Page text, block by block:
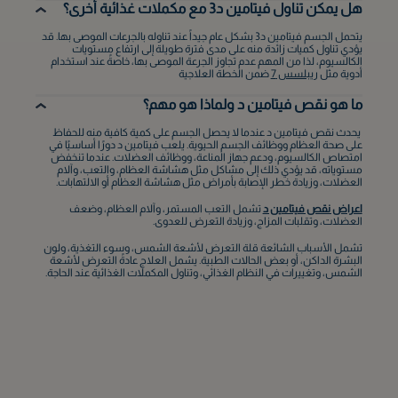
الطائف
بريدة
حائل
الخبر
القطيف‎
أبها
هل يمكن تناول فيتامين د3 مع مكملات غذائية أخرى؟
يتحمل الجسم فيتامين د3 بشكل عام جيداً عند تناوله بالجرعات الموصى بها. قد
يؤدي تناول كميات زائدة منه على مدى فترة طويلة إلى ارتفاع مستويات
الكالسيوم، لذا من المهم عدم تجاوز الجرعة الموصى بها، خاصةً عند استخدام
أدوية مثل ريبلسس 7 ضمن الخطة العلاجية
ما هو نقص فيتامين د ولماذا هو مهم؟
يحدث نقص فيتامين د عندما لا يحصل الجسم على كمية كافية منه للحفاظ
على صحة العظام ووظائف الجسم الحيوية. يلعب فيتامين د دورًا أساسيًا في
امتصاص الكالسيوم، ودعم جهاز المناعة، ووظائف العضلات. عندما تنخفض
مستوياته، قد يؤدي ذلك إلى مشاكل مثل هشاشة العظام، والتعب، وآلام
العضلات، وزيادة خطر الإصابة بأمراض مثل هشاشة العظام أو الالتهابات.
اعراض نقص فيتامين د تشمل التعب المستمر، وآلام العظام، وضعف
العضلات، وتقلبات المزاج، وزيادة التعرض للعدوى.
تشمل الأسباب الشائعة قلة التعرض لأشعة الشمس، وسوء التغذية، ولون
البشرة الداكن، أو بعض الحالات الطبية. يشمل العلاج عادةً التعرض لأشعة
الشمس، وتغييرات في النظام الغذائي، وتناول المكملات الغذائية عند الحاجة.